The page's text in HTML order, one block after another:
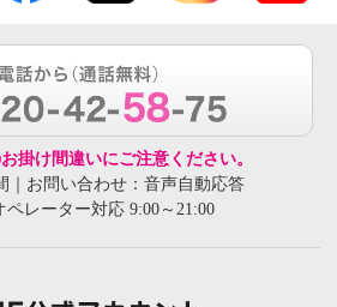
掛け間違いにご注意ください。
｜お問い合わせ：音声自動応答
ペレーター対応 9:00～21:00